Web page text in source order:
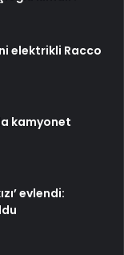
elektrikli Racco
kamyonet
evlendi: